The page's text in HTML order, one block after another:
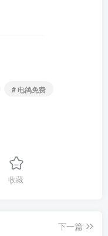
# 电鸽免费
收藏
下一篇